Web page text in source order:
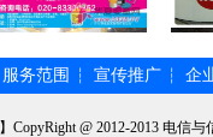
服务范围 ┆ 宣传推广 ┆ 企
】CopyRight @ 2012-2013 电信